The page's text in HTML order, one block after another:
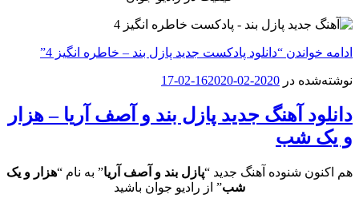
ادامه خواندن “دانلود پادکست جدید پازل بند – خاطره انگیز 4”
نوشته‌شده در 2020-02-16
2020-02-17
دانلود آهنگ جدید پازل بند و آصف آریا – هزار
و یک شب
هم اکنون شنوده آهنگ جدید “پازل بند و آصف آریا” به نام “هزار و یک
شب” از رادیو جوان باشید